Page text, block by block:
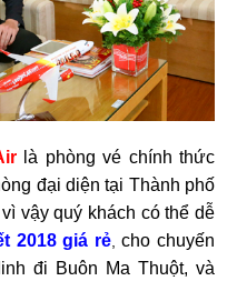
là phòng vé chính thức
đại diện tại Thành phố
vậy quý khách có thể dễ
2018 giá rẻ,cho chuyến
đi Buôn Ma Thuột, và